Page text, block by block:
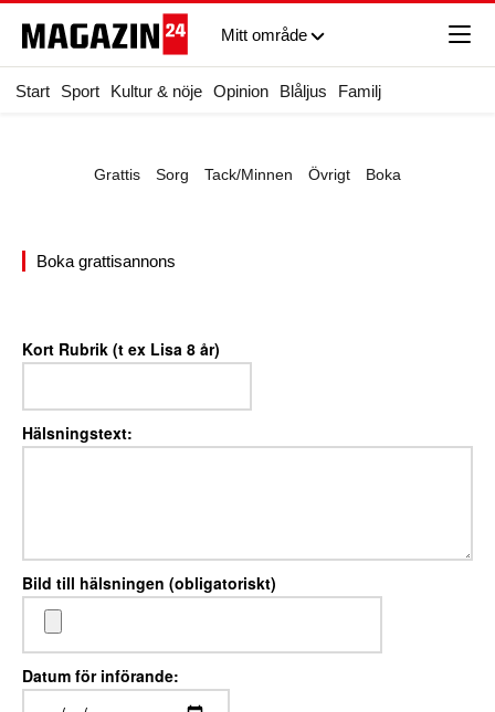
Mitt område
Start Sport Kultur & nöje Opinion Blåljus Familj
Grattis Sorg Tack/Minnen Övrigt Boka
Boka grattisannons
Kort Rubrik (t ex Lisa 8 år)
Hälsningstext:
Bild till hälsningen (obligatoriskt)
Datum för införande: